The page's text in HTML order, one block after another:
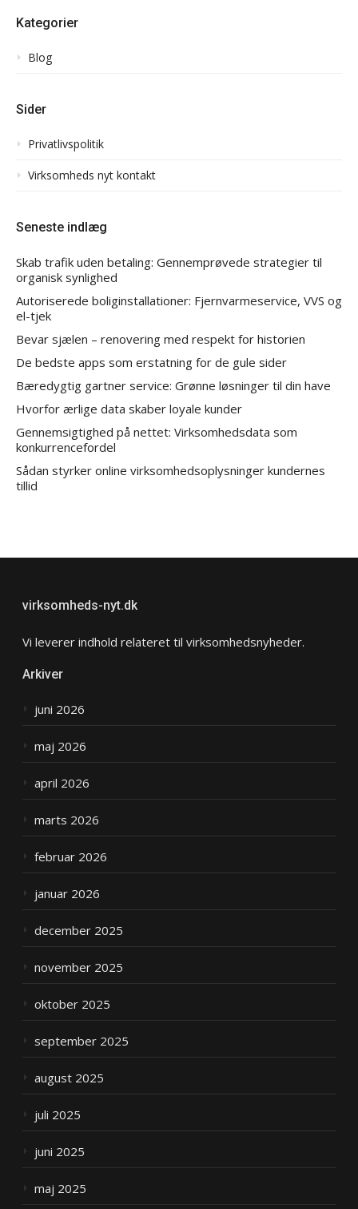
Kategorier
Blog
Sider
Privatlivspolitik
Virksomheds nyt kontakt
Seneste indlæg
Skab trafik uden betaling: Gennemprøvede strategier til
organisk synlighed
Autoriserede boliginstallationer: Fjernvarmeservice, VVS og
el-tjek
Bevar sjælen – renovering med respekt for historien
De bedste apps som erstatning for de gule sider
Bæredygtig gartner service: Grønne løsninger til din have
Hvorfor ærlige data skaber loyale kunder
Gennemsigtighed på nettet: Virksomhedsdata som
konkurrencefordel
Sådan styrker online virksomhedsoplysninger kundernes
tillid
virksomheds-nyt.dk
Vi leverer indhold relateret til virksomhedsnyheder.
Arkiver
juni 2026
maj 2026
april 2026
marts 2026
februar 2026
januar 2026
december 2025
november 2025
oktober 2025
september 2025
august 2025
juli 2025
juni 2025
maj 2025